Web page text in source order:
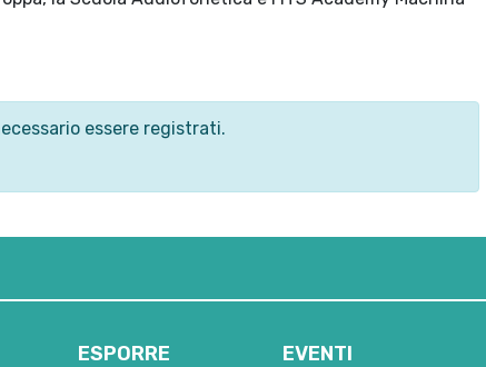
essere registrati.
ESPORRE EVENTI